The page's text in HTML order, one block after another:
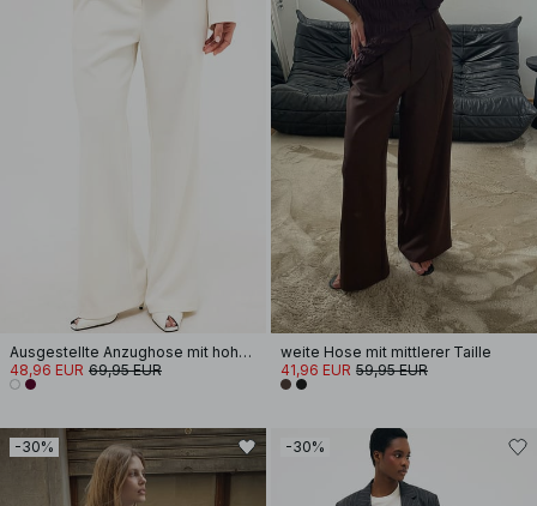
Ausgestellte Anzughose mit hoher Taille
48,96 EUR 69,95 EUR
weite Hose mit mittlerer Taille
41,96 EUR 59,95 EUR
-30% -30%